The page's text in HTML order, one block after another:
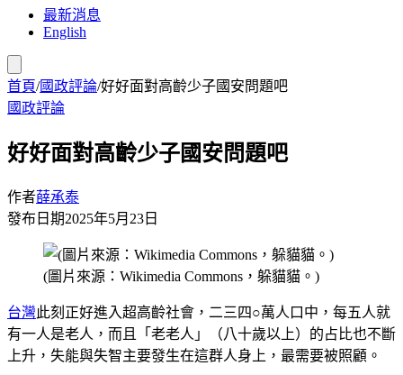
最新消息
English
首頁/國政評論/好好面對高齡少子國安問題吧
國政評論
好好面對高齡少子國安問題吧
作者薛承泰
發布日期2025年5月23日
(圖片來源：Wikimedia Commons，躲貓貓。)
台灣此刻正好進入超高齡社會，二三四○萬人口中，每五人就
有一人是老人，而且「老老人」（八十歲以上）的占比也不斷
上升，失能與失智主要發生在這群人身上，最需要被照顧。